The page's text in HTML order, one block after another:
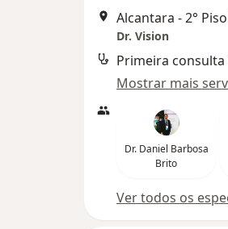
Dr. Vision
Primeira
Mostrar mais
Dr. Daniel Barbosa
Brito
Ver todos os